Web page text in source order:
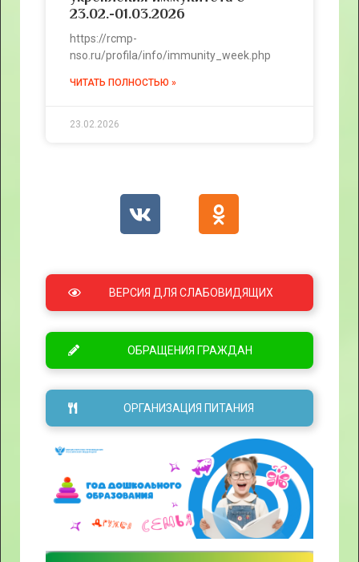
23.02.-01.03.2026
https://rcmp-
nso.ru/profila/info/immunity_week.php
ЧИТАТЬ ПОЛНОСТЬЮ »
23.02.2026
ВЕРСИЯ ДЛЯ СЛАБОВИДЯЩИХ
ОБРАЩЕНИЯ ГРАЖДАН
ОРГАНИЗАЦИЯ ПИТАНИЯ